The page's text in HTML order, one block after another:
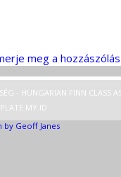
meg a
- HUNGARIAN FINN CLASS
.MY.ID
Geoff Janes